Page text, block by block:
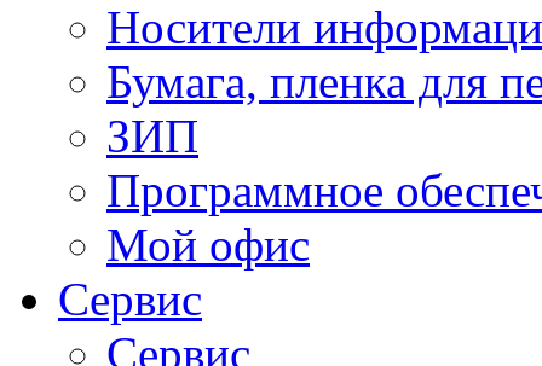
Носители
Бумага, пленка для
ЗИП
Программное
Мой офис
Сервис
Сервис